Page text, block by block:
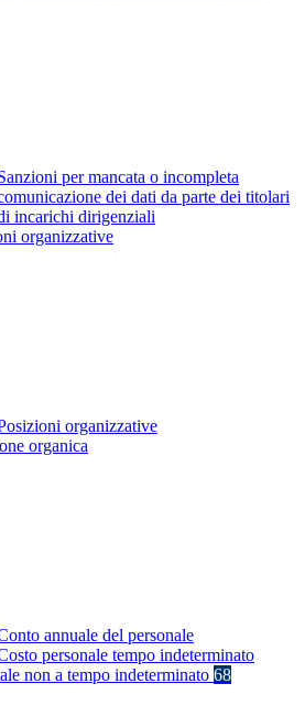
per mancata o incompleta
dei dati da parte dei titolari
incarichi dirigenziali
organizzative
organizzative
organica
annuale del personale
personale tempo indeterminato
non a tempo indeterminato 68